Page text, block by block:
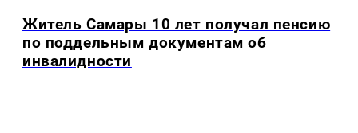
Житель Самары 10 лет получал пенсию
по поддельным документам об
инвалидности